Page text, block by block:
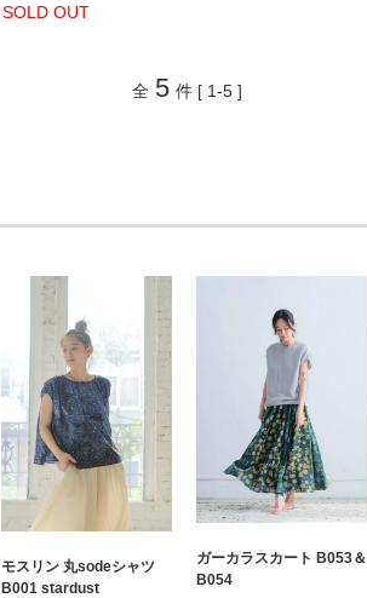
SOLD OUT
全 5 件 [ 1-5 ]
モスリン 丸sodeシャツ
B001 stardust
ガーカラスカート B053＆
B054